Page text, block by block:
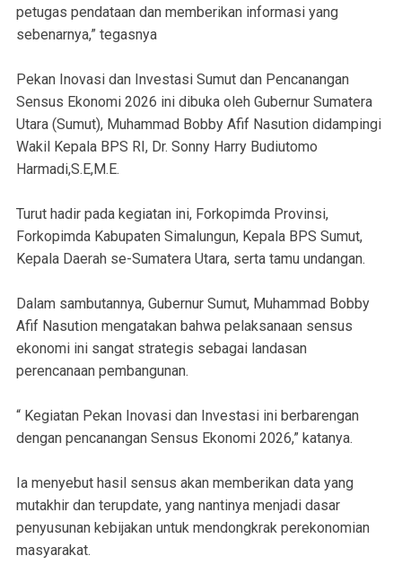
petugas pendataan dan memberikan informasi yang
sebenarnya,” tegasnya
Pekan Inovasi dan Investasi Sumut dan Pencanangan
Sensus Ekonomi 2026 ini dibuka oleh Gubernur Sumatera
Utara (Sumut), Muhammad Bobby Afif Nasution didampingi
Wakil Kepala BPS RI, Dr. Sonny Harry Budiutomo
Harmadi,S.E,M.E.
Turut hadir pada kegiatan ini, Forkopimda Provinsi,
Forkopimda Kabupaten Simalungun, Kepala BPS Sumut,
Kepala Daerah se-Sumatera Utara, serta tamu undangan.
Dalam sambutannya, Gubernur Sumut, Muhammad Bobby
Afif Nasution mengatakan bahwa pelaksanaan sensus
ekonomi ini sangat strategis sebagai landasan
perencanaan pembangunan.
“ Kegiatan Pekan Inovasi dan Investasi ini berbarengan
dengan pencanangan Sensus Ekonomi 2026,” katanya.
Ia menyebut hasil sensus akan memberikan data yang
mutakhir dan terupdate, yang nantinya menjadi dasar
penyusunan kebijakan untuk mendongkrak perekonomian
masyarakat.